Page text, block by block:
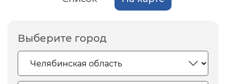
Выберите город